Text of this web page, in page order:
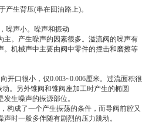
生背压(串在回油路上)。
噪声小。噪声和振动
。产生噪声的因素很多。溢流阀的噪声有
机械声中主要由阀中零件的撞击和磨擦等
开口很小，仅0.003~0.006厘米。过流面积很
。另外锥阀和锥阀座加工时产生的椭圆
生噪声的振源部位。
构成了一个产生振荡的条件，而导阀前腔又
时一般多伴随有剧烈的压力跳动。